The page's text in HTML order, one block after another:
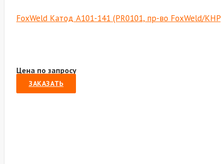
FoxWeld Катод A101-141 (PR0101, пр-во FoxWeld/
Цена по запросу
ЗАКАЗАТЬ